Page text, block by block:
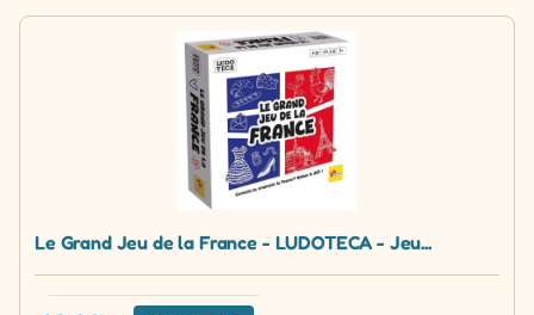
Le Grand Jeu de la France - LUDOTECA - Jeu...